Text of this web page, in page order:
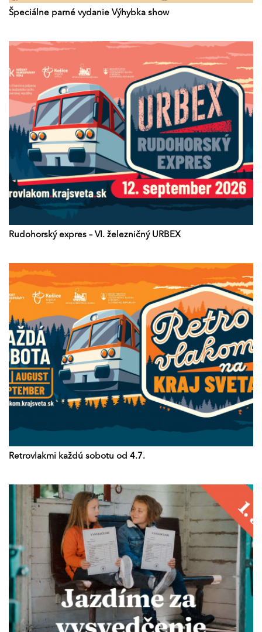
Špeciálne parné vydanie Výhybka show
Rudohorský expres – VI. železničný URBEX
Retrovlakmi každú sobotu od 4.7.